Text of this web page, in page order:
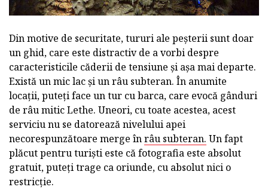
Din motive de securitate, tururi ale peșterii sunt doar
un ghid, care este distractiv de a vorbi despre
caracteristicile căderii de tensiune și așa mai departe.
Există un mic lac și un râu subteran. În anumite
locații, puteți face un tur cu barca, care evocă gânduri
de râu mitic Lethe. Uneori, cu toate acestea, acest
serviciu nu se datorează nivelului apei
necorespunzătoare merge înrâu subteran. Un fapt
plăcut pentru turiști este că fotografia este absolut
gratuit, puteți trage ca oriunde, cu absolut nici o
restricție.